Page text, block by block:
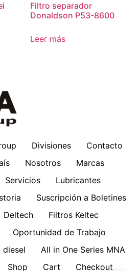
Filtro separador
Donaldson P53-8600
Leer más
Divisiones
Contacto
Nosotros
Marcas
Servicios
Lubricantes
Suscripción a Boletines
Deltech
Filtros Keltec
Oportunidad de Trabajo
All in One Series MNA
Shop Cart Checkout